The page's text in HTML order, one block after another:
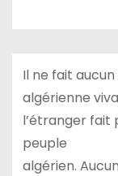
Il ne fait
algérienne
l’étranger fait
peuple
algérien.